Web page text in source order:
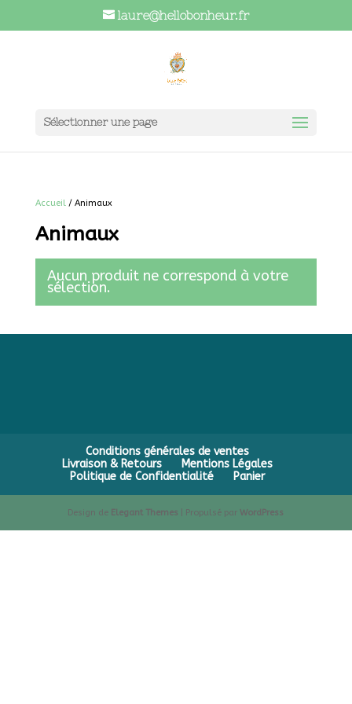
laure@hellobonheur.fr
Sélectionner une page
Accueil / Animaux
Animaux
Aucun produit ne correspond à votre
sélection.
Conditions générales de ventes
Livraison & Retours
Mentions Légales
Politique de Confidentialité
Panier
Design de Elegant Themes | Propulsé parWordPress